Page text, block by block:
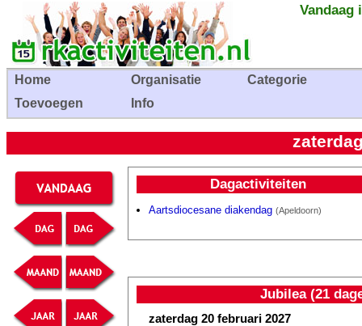
Vandaag
Home Organisatie
Categorie
Toevoegen
Info
Dagactiviteiten
Aartsdiocesane diakendag (Apeldoorn)
Jubilea (21
zaterdag 20 februari 2027